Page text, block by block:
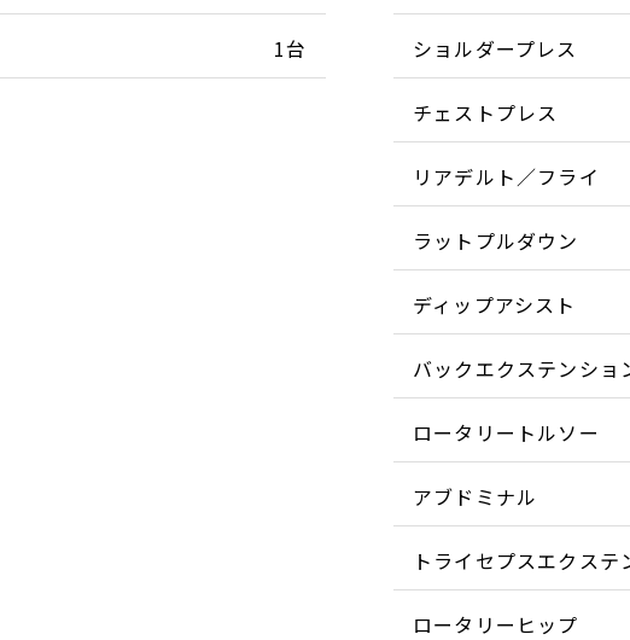
1台 ショルダープレス
チェストプレス
リアデルト／フライ
ラットプルダウン
ディップアシスト
バックエクステンショ
ロータリートルソー
アブドミナル
トライセプスエクステ
ロータリーヒップ